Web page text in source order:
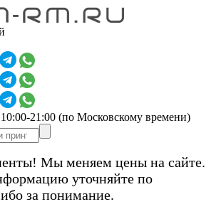
21:00 (по Московскому времени)
Мы меняем цены на сайте.
уточняйте по
за понимание.